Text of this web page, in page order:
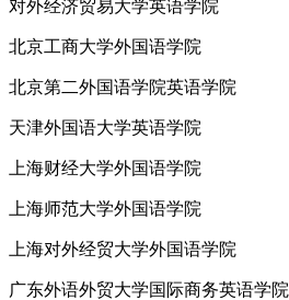
对外经济贸易大学英语学院
北京工商大学外国语学院
北京第二外国语学院英语学院
天津外国语大学英语学院
上海财经大学外国语学院
上海师范大学外国语学院
上海对外经贸大学外国语学院
广东外语外贸大学国际商务英语学院